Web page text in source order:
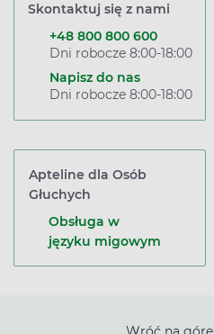
Skontaktuj się z nami
+48 800 800 600
Dni robocze 8:00-18:00
Napisz do nas
Dni robocze 8:00-18:00
Apteline dla Osób
Głuchych
Obsługa w
języku migowym